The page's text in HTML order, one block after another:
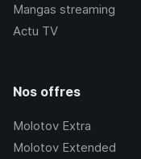
Mangas streaming
Actu TV
Nos offres
Molotov Extra
Molotov Extended